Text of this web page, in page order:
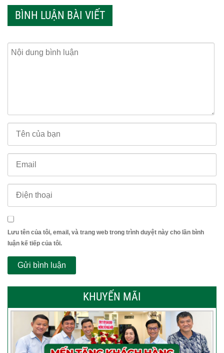
BÌNH LUẬN BÀI VIẾT
Lưu tên của tôi, email, và trang web trong trình duyệt này cho lần bình
luận kế tiếp của tôi.
KHUYẾN MÃI